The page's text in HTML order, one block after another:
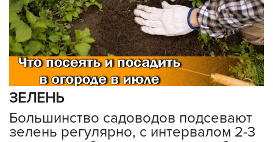
ЗЕЛЕНЬ
Большинство садоводов подсевают
зелень регулярно, с интервалом 2-3